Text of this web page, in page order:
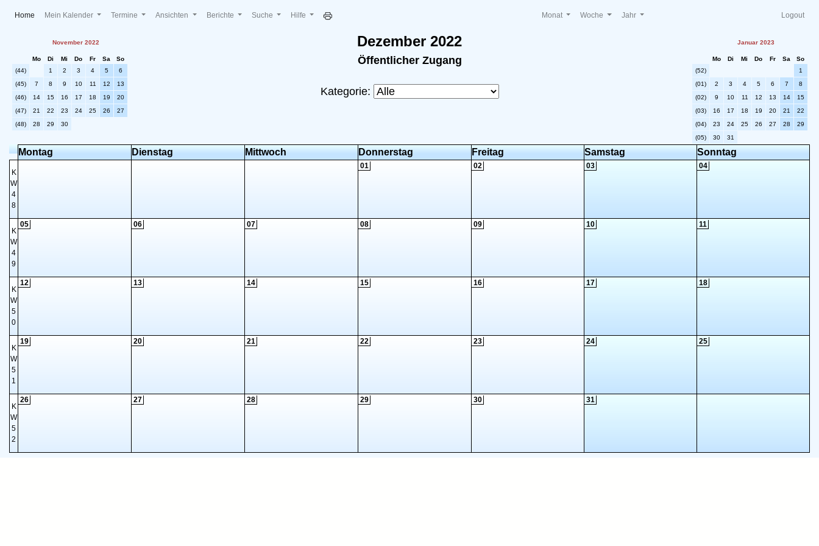
Home (current)
Mein Kalender Termine Ansichten Berichte Suche Hilfe Monat Woche Jahr Logout
November 2022
Mo Di Mi Do Fr Sa
So
(44)
1 2 3 4 5
6
(45)
7 8 9 10 11 12
13
(46)
14 15 16 17 18 19
20
(47)
21 22 23 24 25 26
27
(48)
28 29 30
Januar 2023
Mo Di Mi Do Fr Sa
So
(52)
1
(01)
2 3 4 5 6 7
8
(02)
9 10 11 12 13 14
15
(03)
16 17 18 19 20 21
22
(04)
23 24 25 26 27 28
29
(05)
30 31
Dezember 2022
Öffentlicher Zugang
Kategorie:
Montag Dienstag Mittwoch Donnerstag Freitag Samstag Sonntag
K
W
4
8
01 02 03 04
K
W
4
9
05 06 07 08 09 10 11
K
W
5
0
12 13 14 15 16 17 18
K
W
5
1
19 20 21 22 23 24 25
K
W
5
2
26 27 28 29 30 31